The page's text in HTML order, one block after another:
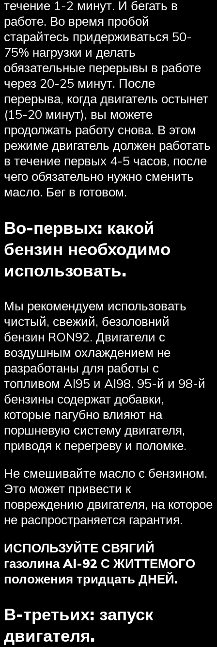
течение 1-2 минут. И бегать в
работе. Во время пробой
старайтесь придерживаться 50-
75% нагрузки и делать
обязательные перерывы в работе
через 20-25 минут. После
перерыва, когда двигатель остынет
(15-20 минут), вы можете
продолжать работу снова. В этом
режиме двигатель должен работать
в течение первых 4-5 часов, после
чего обязательно нужно сменить
масло. Бег в готовом.
Во-первых: какой
бензин необходимо
использовать.
Мы рекомендуем использовать
чистый, свежий, безоловний
бензин RON92. Двигатели с
воздушным охлаждением не
разработаны для работы с
топливом AI95 и AI98. 95-й и 98-й
бензины содержат добавки,
которые пагубно влияют на
поршневую систему двигателя,
приводя к перегреву и поломке.
Не смешивайте масло с бензином.
Это может привести к
повреждению двигателя, на которое
не распространяется гарантия.
ИСПОЛЬЗУЙТЕ СВЯГИЙ
газолина AI-92 С ЖИТТЕМОГО
положения тридцать ДНЕЙ.
В-третьих: запуск
двигателя.